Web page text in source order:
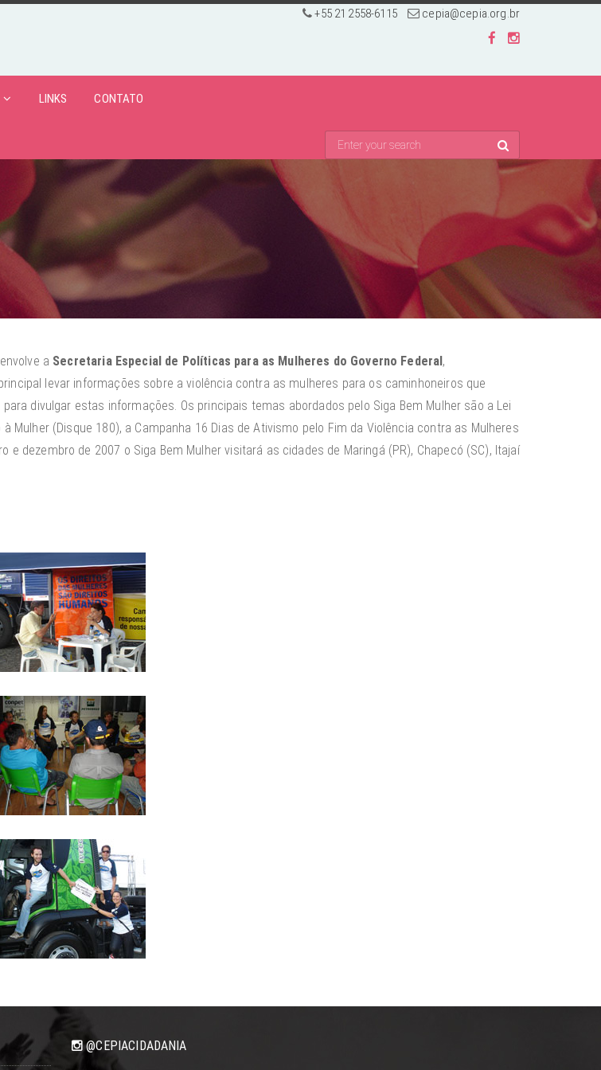
+55 21 2558-6115 cepia@cepia.org.br
LINKS CONTATO
a Secretaria Especial de Políticas para as Mulheres do Governo Federal,
levar informações sobre a violência contra as mulheres para os caminhoneiros que
divulgar estas informações. Os principais temas abordados pelo Siga Bem Mulher são a Lei
Mulher (Disque 180), a Campanha 16 Dias de Ativismo pelo Fim da Violência contra as Mulheres
dezembro de 2007 o Siga Bem Mulher visitará as cidades de Maringá (PR), Chapecó (SC), Itajaí
@CEPIACIDADANIA